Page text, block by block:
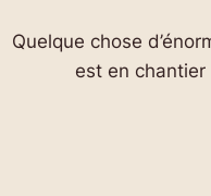
Quelque chose
est en